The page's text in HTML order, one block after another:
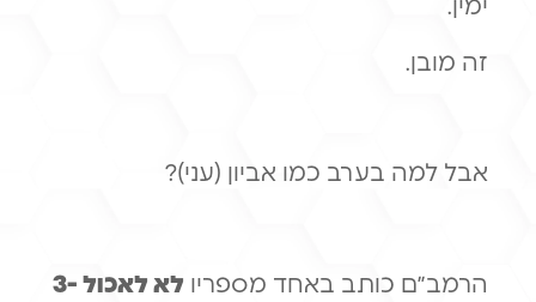
זה מובן.
אבל למה בערב כמו אביון (עני)?
הרמב״ם כותב באחד מספריו
לא לאכול 3-